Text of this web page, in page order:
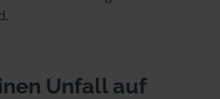
Unfall auf